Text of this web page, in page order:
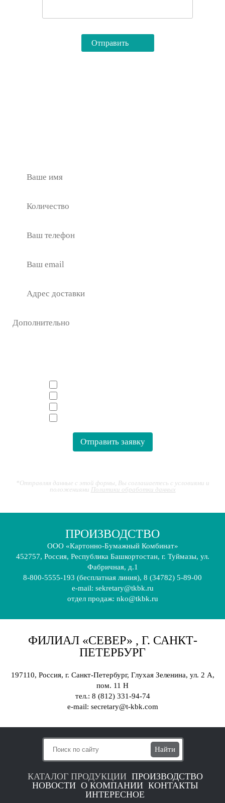
*Отправляя данные с этой формы, Вы соглашаетесь с условиями и
положениями Политики обработки данных
ПРОИЗВОДСТВО
ООО «Картонно-Бумажный Комбинат»
452757, Россия, Республика Башкортостан, г. Туймазы, ул.
Фабричная, д.1
8-800-5555-193 (бесплатная линия), 8 (34782) 5-89-00
e-mail: sekretary@tkbk.ru
отдел продаж: nko@tkbk.ru
ФИЛИАЛ «СЕВЕР» , Г. САНКТ-
ПЕТЕРБУРГ
197110, Россия, г. Санкт-Петербург, Глухая Зеленина, ул. 2 А,
пом. 11 Н
тел.: 8 (812) 331-94-74
e-mail: secretary@t-kbk.com
КАТАЛОГ ПРОДУКЦИИ ПРОИЗВОДСТВО
НОВОСТИ О КОМПАНИИ КОНТАКТЫ
ИНТЕРЕСНОЕ